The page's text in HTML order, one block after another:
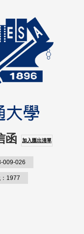
函 加入匯出清單
009-026
1977